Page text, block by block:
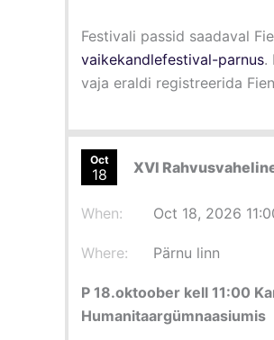
Festivali passid saadaval
vaikekandlefestival-parnus.
vaja eraldi registreerida
Oct
18 XVI
When: Oct 18, 2026
Where: Pärnu linn
P 18.oktoober kell 11:00
Humanitaargümnaasiumis